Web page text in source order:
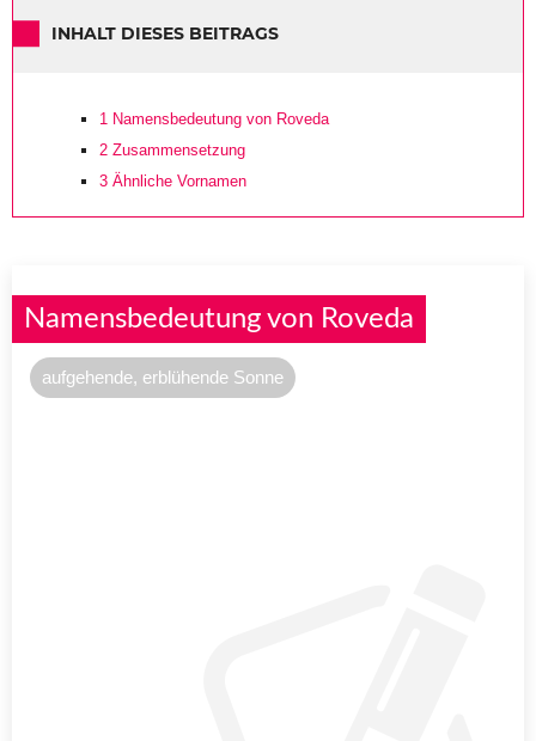
INHALT DIESES BEITRAGS
1 Namensbedeutung von Roveda
2 Zusammensetzung
3 Ähnliche Vornamen
Namensbedeutung von Roveda
aufgehende, erblühende Sonne